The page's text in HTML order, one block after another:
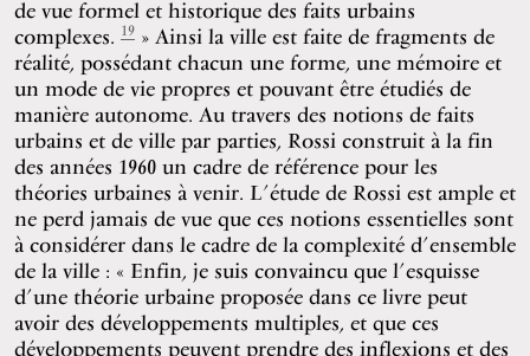
de vue formel et historique des faits urbains
complexes. 19» Ainsi la ville est faite de fragments de
réalité, possédant chacun une forme, une mémoire et
un mode de vie propres et pouvant être étudiés de
manière autonome. Au travers des notions de faits
urbains et de ville par parties, Rossi construit à la fin
des années 1960 un cadre de référence pour les
théories urbaines à venir. L’étude de Rossi est ample et
ne perd jamais de vue que ces notions essentielles sont
à considérer dans le cadre de la complexité d’ensemble
de la ville : « Enfin, je suis convaincu que l’esquisse
d’une théorie urbaine proposée dans ce livre peut
avoir des développements multiples, et que ces
développements peuvent prendre des inflexions et des